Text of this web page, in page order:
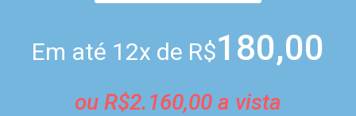
Em até 12x de R$180,00
ou R$2.160,00 a vista